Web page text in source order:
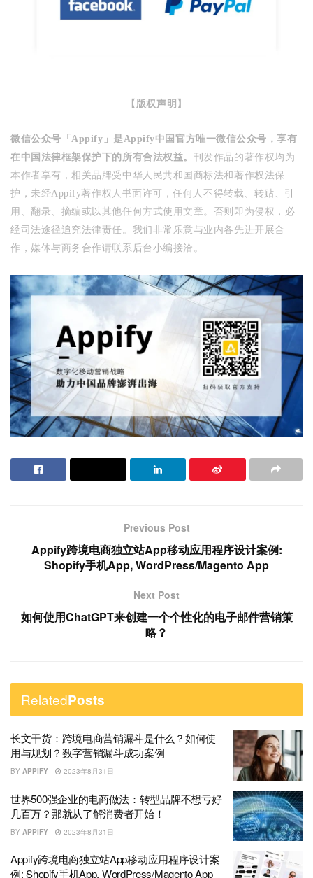
【版权声明】
微信公众号「Appify」是Appify中国官方唯一微信公众号，享有
在中国法律框架保护下的所有合法权益。 刊发作品的著作权均为
本作者享有，相关品牌受中华人民共和国商标法和著作权法保
护，未经Appify著作权人书面许可，任何人不得转载、转贴、引
用、翻录、摘编或以其他任何方式使用文章。否则即为侵权，必
经司法途径追究法律责任。 我们非常乐意与业内各先进开展合
作，媒体与商务合作请联系后台小编接洽。
Previous Post
Appify跨境电商独立站App移动应用程序设计案例:
Shopify手机App, WordPress/Magento App
Next Post
如何使用ChatGPT来创建一个个性化的电子邮件营销策
略？
RelatedPosts
长文干货：跨境电商营销漏斗是什么？如何使
用与规划？数字营销漏斗成功案例
BY APPIFY 2023年8月31日
世界500强企业的电商做法：转型品牌不想亏好
几百万？那就从了解消费者开始！
BY APPIFY 2023年8月31日
Appify跨境电商独立站App移动应用程序设计案
例: Shopify手机App, WordPress/Magento App